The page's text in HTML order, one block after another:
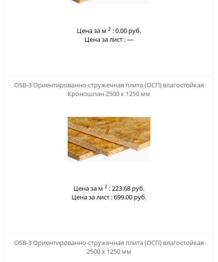
Цена за м 2 :0.00 руб.
Цена за лист :—
OSB-3 Ориентированно-стружечная плита (ОСП) влагостойкая
Кроношпан 2500 х 1250 мм
Цена за м 2 :223.68 руб.
Цена за лист :699.00 руб.
OSB-3 Ориентированно-стружечная плита (ОСП) влагостойкая
2500 х 1250 мм